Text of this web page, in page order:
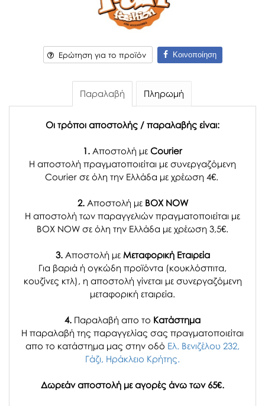
Ερώτηση για το προϊόν Κοινοποίηση
Παραλαβή Πληρωμή
Οι τρόποι αποστολής / παραλαβής είναι:
1. Αποστολή με Courier
Η αποστολή πραγματοποιείται με συνεργαζόμενη
Courier σε όλη την Ελλάδα με χρέωση 4€.
2. Αποστολή μεBOX NOW
Η αποστολή των παραγγελιών πραγματοποιείται με
BOX NOW σε όλη την Ελλάδα με χρέωση 3,5€.
3. Αποστολή μεΜεταφορική Εταιρεία
Για βαριά ή ογκώδη προϊόντα (κουκλόσπιτα,
κουζίνες κτλ), η αποστολή γίνεται με συνεργαζόμενη
μεταφορική εταιρεία.
4. Παραλαβή απο το Κατάστημα
H παραλαβή της παραγγελίας σας πραγματοποιείται
απο το κατάστημα μας στην οδό Ελ. Βενιζέλου 232,
Γάζι, Ηράκλειο Κρήτης.
Δωρεάν αποστολή με αγορές άνω των 65€.